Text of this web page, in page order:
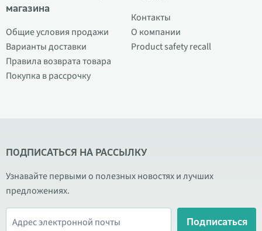
магазина
Общие условия продажи
Варианты доставки
Правила возврата товара
Покупка в рассрочку
Контакты
О компании
Product safety recall
ПОДПИСАТЬСЯ НА РАССЫЛКУ
Узнавайте первыми о полезных новостях и лучших
предложениях.
Подписаться